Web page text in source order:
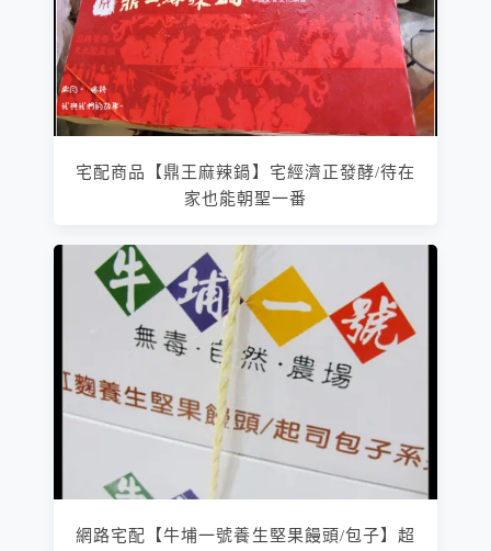
宅配商品【鼎王麻辣鍋】宅經濟正發酵/待在
家也能朝聖一番
網路宅配【牛埔一號養生堅果饅頭/包子】超